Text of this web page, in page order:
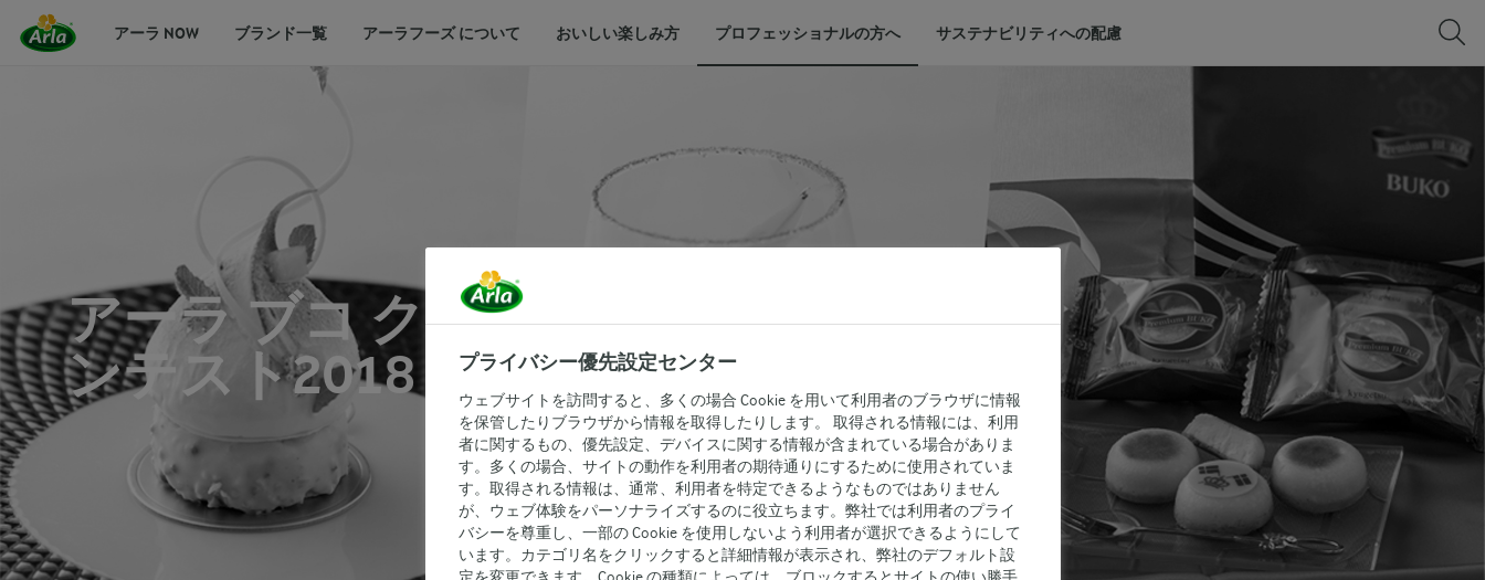
アーラ NOW ブランド一覧 アーラフーズ について おいしい楽しみ方 プロフェッショナルの方へ サステナビリティへの配慮
アーラ ブコ クリームチーズコ
ンテスト2018 結果発表
プライバシー優先設定センター
ウェブサイトを訪問すると、多くの場合 Cookie を用いて利用者のブラウザに情報
を保管したりブラウザから情報を取得したりします。 取得される情報には、利用
者に関するもの、優先設定、デバイスに関する情報が含まれている場合がありま
す。多くの場合、サイトの動作を利用者の期待通りにするために使用されていま
す。取得される情報は、通常、利用者を特定できるようなものではありません
が、ウェブ体験をパーソナライズするのに役立ちます。弊社では利用者のプライ
バシーを尊重し、一部の Cookie を使用しないよう利用者が選択できるようにして
います。カテゴリ名をクリックすると詳細情報が表示され、弊社のデフォルト設